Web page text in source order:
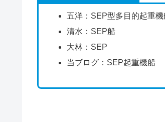
五洋：SEP型多目的起重機
清水：SEP船
大林：SEP
当ブログ：SEP起重機船